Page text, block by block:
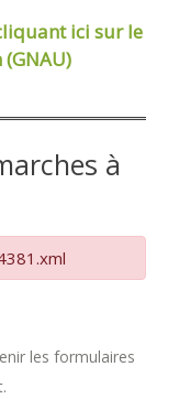
ici sur le
à
les formulaires